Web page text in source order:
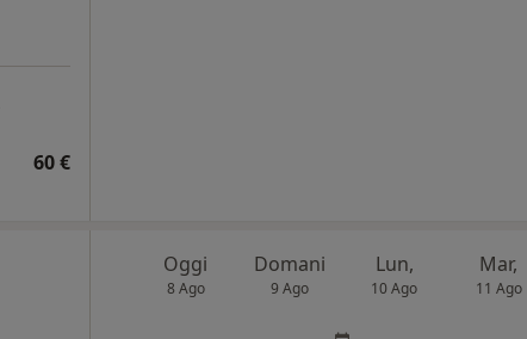
60 €
Oggi
8 Ago
Domani
9 Ago
Lun,
10 Ago
Mar,
11 Ago